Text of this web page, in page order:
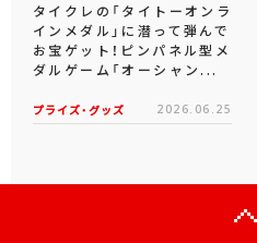
タイクレの「タイトーオンラ
インメダル」に潜って弾んで
お宝ゲット！ピンパネル型メ
ダルゲーム「オーシャン...
プライズ・グッズ 2026.06.25